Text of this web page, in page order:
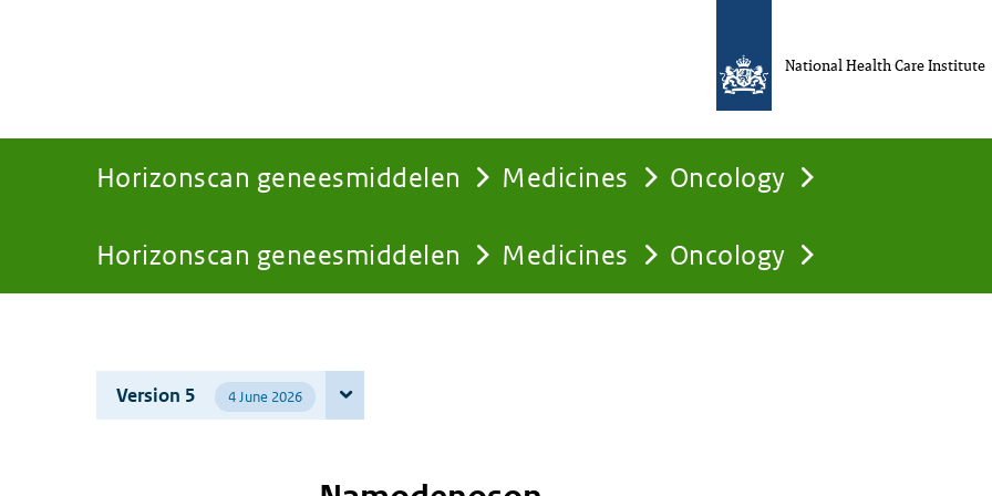
Horizonscan geneesmiddelen Medicines Oncology
You
here:
Horizonscan geneesmiddelen Medicines Oncology
National Health Care Institute
Version 5 4 June 2026